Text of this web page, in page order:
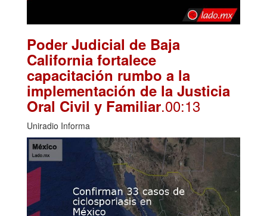
Poder Judicial de Baja
California fortalece
capacitación rumbo a la
implementación de la Justicia
Oral Civil y Familiar.00:13
Uniradio Informa